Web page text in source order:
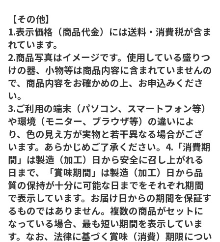
【その他】
1.表示価格（商品代金）には送料・消費税が含ま
れています。
2.商品写真はイメージです。使用している盛りつ
けの器、小物等は商品内容に含まれていませんの
で、商品内容をお確かめの上、お申込みくださ
い。
3.ご利用の端末（パソコン、スマートフォン等）
や環境（モニター、ブラウザ等）の違いによ
り、色の見え方が実物と若干異なる場合がござ
います。あらかじめご了承ください。4.「消費期
間」は製造（加工）日から安全に召し上がれる
日まで、「賞味期間」は製造（加工）日から品
質の保持が十分に可能な日までをそれぞれ期間
で表示しています。お届け日からの期間を保証す
るものではありません。複数の商品がセットに
なっている場合、最も短い期間を表示していま
す。なお、法律に基づく賞味（消費）期限につい